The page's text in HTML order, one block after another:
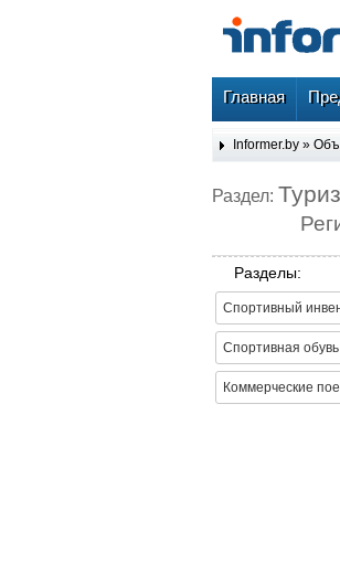
Главная
Informer.by »
Раздел:
Разделы:
Спортивный
Спортивная обувь
Коммерческие